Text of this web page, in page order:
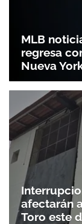
MLB
regresa
Nueva
afectarán
Toro este